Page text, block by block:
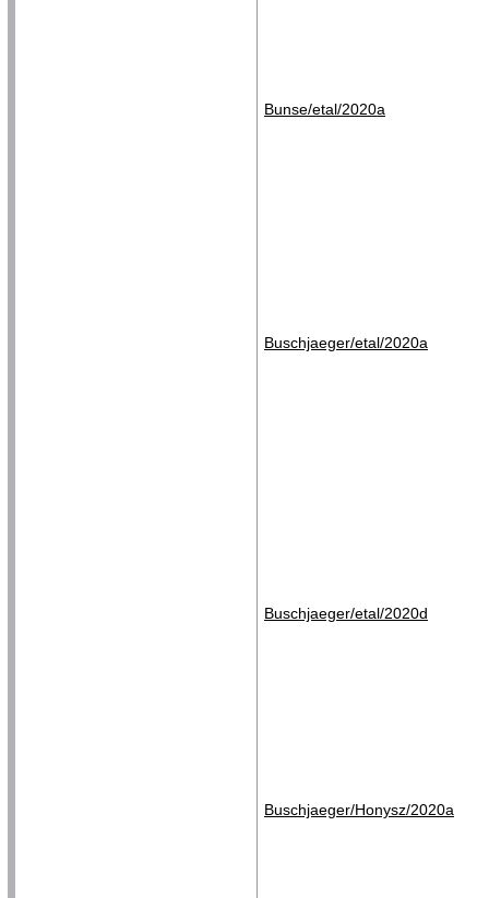
Bunse/etal/2020a
Buschjaeger/etal/2020a
Buschjaeger/etal/2020d
Buschjaeger/Honysz/2020a